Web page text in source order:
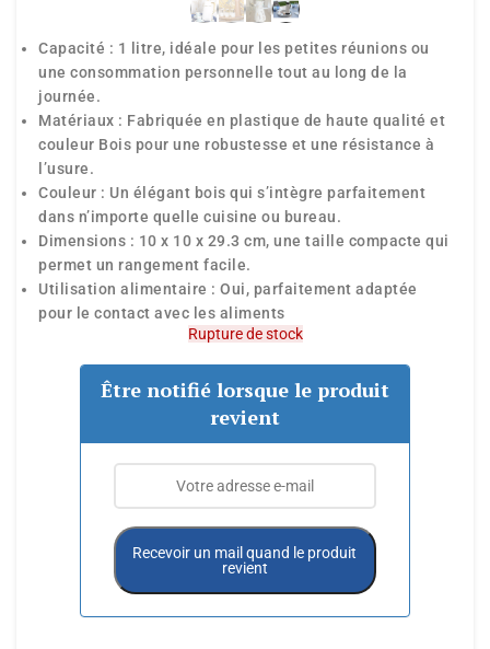
Capacité : 1 litre, idéale pour les petites réunions ou
une consommation personnelle tout au long de la
journée.
Matériaux : Fabriquée en plastique de haute qualité et
couleur Bois pour une robustesse et une résistance à
l’usure.
Couleur : Un élégant bois qui s’intègre parfaitement
dans n’importe quelle cuisine ou bureau.
Dimensions : 10 x 10 x 29.3 cm, une taille compacte qui
permet un rangement facile.
Utilisation alimentaire : Oui, parfaitement adaptée
pour le contact avec les aliments
Rupture de stock
Être notifié lorsque le produit
revient
Recevoir un mail quand le produit
revient